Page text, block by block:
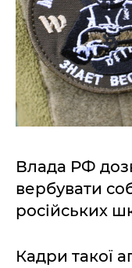
Влада РФ
вербувати
російських
Кадри такої